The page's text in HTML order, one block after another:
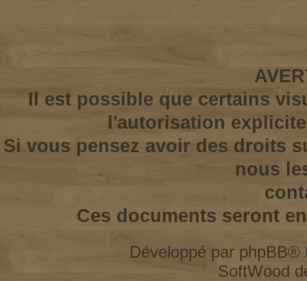
Il est possible que certains
l'autorisation
Si vous pensez avoir des droits
nous
Ces documents seront
Développé par phpBB®
SoftWood